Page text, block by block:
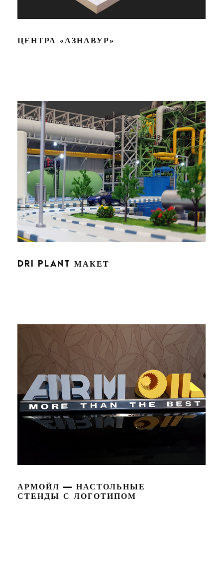
ЦЕНТРА «АЗНАВУР»
DRI PLANT МАКЕТ
АРМОЙЛ — НАСТОЛЬНЫЕ
СТЕНДЫ С ЛОГОТИПОМ